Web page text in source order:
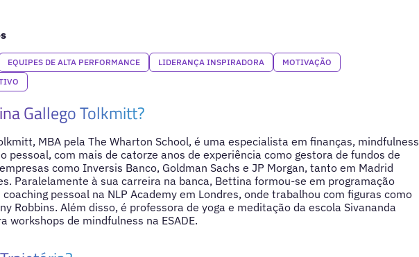
EQUIPES DE ALTA PERFORMANCE LIDERANÇA INSPIRADORA
MOTIVAÇÃO
Gallego Tolkmitt?
MBA pela The Wharton School, é uma especialista em finanças, mindfulness
pessoal, com mais de catorze anos de experiência como gestora de fundos de
como Inversis Banco, Goldman Sachs e JP Morgan, tanto em Madrid
Paralelamente à sua carreira na banca, Bettina formou-se em programação
pessoal na NLP Academy em Londres, onde trabalhou com figuras como
Robbins. Além disso, é professora de yoga e meditação da escola Sivananda
workshops de mindfulness na ESADE.